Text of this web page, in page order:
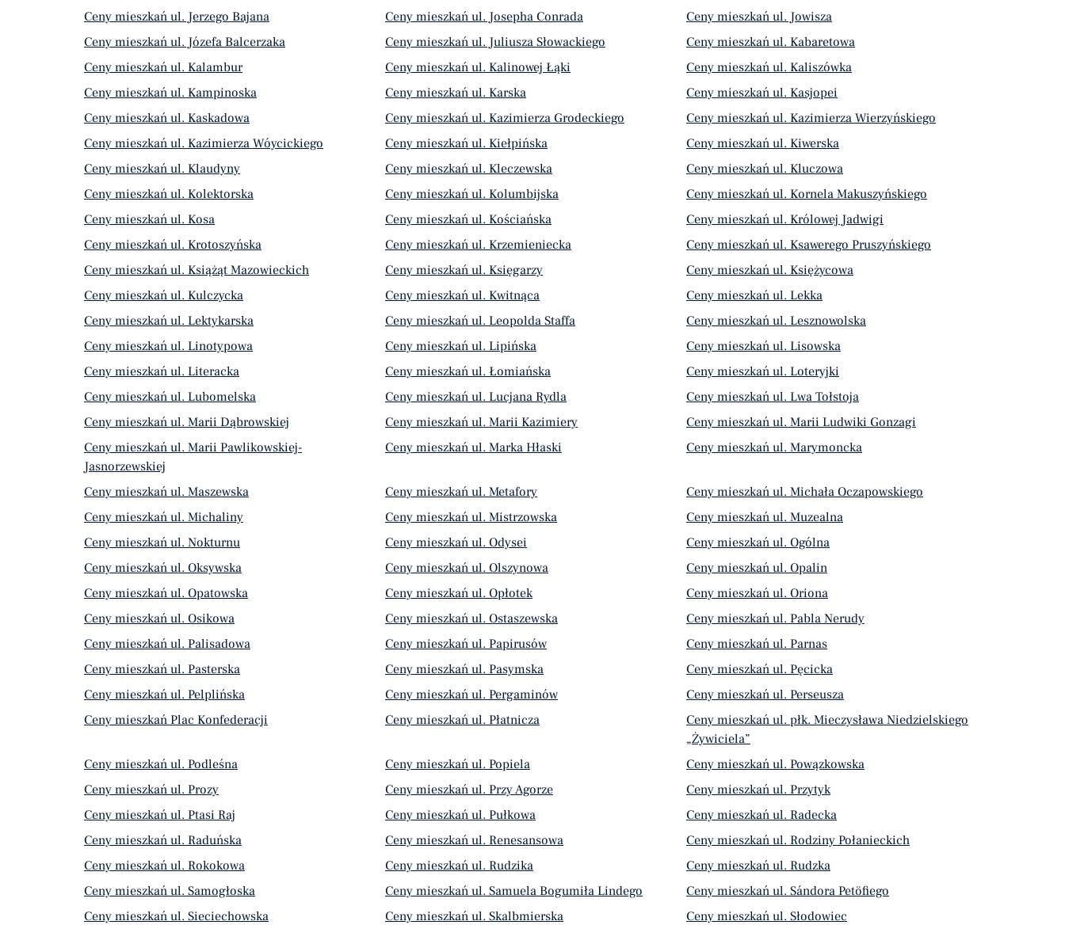
Ceny mieszkań ul. Jerzego Bajana
Ceny mieszkań ul. Josepha Conrada
Ceny mieszkań ul. Jowisza
Ceny mieszkań ul. Józefa Balcerzaka
Ceny mieszkań ul. Juliusza Słowackiego
Ceny mieszkań ul. Kabaretowa
Ceny mieszkań ul. Kalambur
Ceny mieszkań ul. Kalinowej Łąki
Ceny mieszkań ul. Kaliszówka
Ceny mieszkań ul. Kampinoska
Ceny mieszkań ul. Karska
Ceny mieszkań ul. Kasjopei
Ceny mieszkań ul. Kaskadowa
Ceny mieszkań ul. Kazimierza Grodeckiego
Ceny mieszkań ul. Kazimierza Wierzyńskiego
Ceny mieszkań ul. Kazimierza Wóycickiego
Ceny mieszkań ul. Kiełpińska
Ceny mieszkań ul. Kiwerska
Ceny mieszkań ul. Klaudyny
Ceny mieszkań ul. Kleczewska
Ceny mieszkań ul. Kluczowa
Ceny mieszkań ul. Kolektorska
Ceny mieszkań ul. Kolumbijska
Ceny mieszkań ul. Kornela Makuszyńskiego
Ceny mieszkań ul. Kosa
Ceny mieszkań ul. Kościańska
Ceny mieszkań ul. Królowej Jadwigi
Ceny mieszkań ul. Krotoszyńska
Ceny mieszkań ul. Krzemieniecka
Ceny mieszkań ul. Ksawerego Pruszyńskiego
Ceny mieszkań ul. Książąt Mazowieckich
Ceny mieszkań ul. Księgarzy
Ceny mieszkań ul. Księżycowa
Ceny mieszkań ul. Kulczycka
Ceny mieszkań ul. Kwitnąca
Ceny mieszkań ul. Lekka
Ceny mieszkań ul. Lektykarska
Ceny mieszkań ul. Leopolda Staffa
Ceny mieszkań ul. Lesznowolska
Ceny mieszkań ul. Linotypowa
Ceny mieszkań ul. Lipińska
Ceny mieszkań ul. Lisowska
Ceny mieszkań ul. Literacka
Ceny mieszkań ul. Łomiańska
Ceny mieszkań ul. Loteryjki
Ceny mieszkań ul. Lubomelska
Ceny mieszkań ul. Lucjana Rydla
Ceny mieszkań ul. Lwa Tołstoja
Ceny mieszkań ul. Marii Dąbrowskiej
Ceny mieszkań ul. Marii Kazimiery
Ceny mieszkań ul. Marii Ludwiki Gonzagi
Ceny mieszkań ul. Marii Pawlikowskiej-
Jasnorzewskiej
Ceny mieszkań ul. Marka Hłaski Ceny mieszkań ul. Marymoncka
Ceny mieszkań ul. Maszewska Ceny mieszkań ul. Metafory
Ceny mieszkań ul. Michała Oczapowskiego
Ceny mieszkań ul. Michaliny
Ceny mieszkań ul. Mistrzowska
Ceny mieszkań ul. Muzealna
Ceny mieszkań ul. Nokturnu
Ceny mieszkań ul. Odysei
Ceny mieszkań ul. Ogólna
Ceny mieszkań ul. Oksywska
Ceny mieszkań ul. Olszynowa
Ceny mieszkań ul. Opalin
Ceny mieszkań ul. Opatowska
Ceny mieszkań ul. Opłotek
Ceny mieszkań ul. Oriona
Ceny mieszkań ul. Osikowa
Ceny mieszkań ul. Ostaszewska
Ceny mieszkań ul. Pabla Nerudy
Ceny mieszkań ul. Palisadowa
Ceny mieszkań ul. Papirusów
Ceny mieszkań ul. Parnas
Ceny mieszkań ul. Pasterska
Ceny mieszkań ul. Pasymska
Ceny mieszkań ul. Pęcicka
Ceny mieszkań ul. Pelplińska
Ceny mieszkań ul. Pergaminów
Ceny mieszkań ul. Perseusza
Ceny mieszkań Plac Konfederacji
Ceny mieszkań ul. Płatnicza
Ceny mieszkań ul. płk. Mieczysława Niedzielskiego
„Żywiciela”
Ceny mieszkań ul. Podleśna
Ceny mieszkań ul. Popiela
Ceny mieszkań ul. Powązkowska
Ceny mieszkań ul. Prozy
Ceny mieszkań ul. Przy Agorze
Ceny mieszkań ul. Przytyk
Ceny mieszkań ul. Ptasi Raj
Ceny mieszkań ul. Pułkowa
Ceny mieszkań ul. Radecka
Ceny mieszkań ul. Raduńska
Ceny mieszkań ul. Renesansowa
Ceny mieszkań ul. Rodziny Połanieckich
Ceny mieszkań ul. Rokokowa
Ceny mieszkań ul. Rudzika
Ceny mieszkań ul. Rudzka
Ceny mieszkań ul. Samogłoska
Ceny mieszkań ul. Samuela Bogumiła Lindego
Ceny mieszkań ul. Sándora Petöfiego
Ceny mieszkań ul. Sieciechowska
Ceny mieszkań ul. Skalbmierska Ceny mieszkań ul. Słodowiec